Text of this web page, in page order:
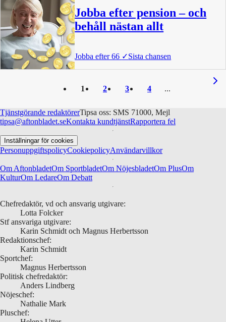
Jobba efter pension – och
behåll nästan allt
Jobba efter 66 ✓Sista chansen
1 2 3 4
Tjänstgörande redaktörerTipsa oss: SMS 71000, Mejl
tipsa@aftonbladet.seKontakta kundtjänstRapportera fel
Inställningar för cookies
PersonuppgiftspolicyCookiepolicyAnvändarvillkor
Om AftonbladetOm SportbladetOm NöjesbladetOm PlusOm
KulturOm LedareOm Debatt
Chefredaktör, vd och ansvarig utgivare:
Lotta Folcker
Stf ansvariga utgivare:
Karin Schmidt och Magnus Herbertsson
Redaktionschef:
Karin Schmidt
Sportchef:
Magnus Herbertsson
Politisk chefredaktör:
Anders Lindberg
Nöjeschef:
Nathalie Mark
Pluschef: